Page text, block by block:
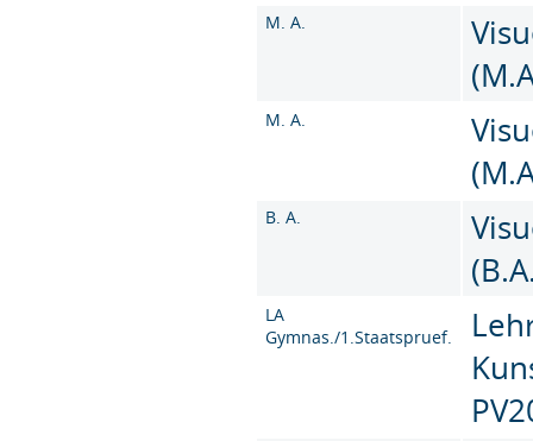
M. A.
M. A.
B. A.
LA
Gymnas./1.Staatspruef.